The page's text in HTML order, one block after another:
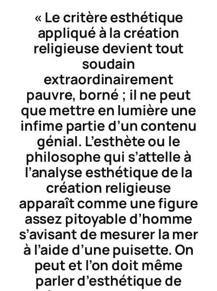
« Le critère esthétique
appliqué à la création
religieuse devient tout
soudain
extraordinairement
pauvre, borné ; il ne peut
que mettre en lumière une
infime partie d’un contenu
génial. L’esthète ou le
philosophe qui s’attelle à
l’analyse esthétique de la
création religieuse
apparaît comme une figure
assez pitoyable d’homme
s’avisant de mesurer la mer
à l’aide d’une puisette. On
peut et l’on doit même
parler d’esthétique de